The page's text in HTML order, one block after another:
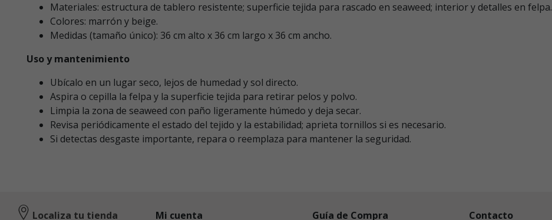
Materiales: estructura de tablero resistente; superficie tejida para rascado en seaweed; interior y detalles en felpa.
Colores: marrón y beige.
Medidas (tamaño único): 36 cm alto x 36 cm largo x 36 cm ancho.
Uso y mantenimiento
Ubícalo en un lugar seco, lejos de humedad y sol directo.
Aspira o cepilla la felpa y la superficie tejida para retirar pelos y polvo.
Limpia la zona de seaweed con paño ligeramente húmedo y deja secar.
Revisa periódicamente el estado del tejido y la estabilidad; aprieta tornillos si es necesario.
Si detectas desgaste importante, repara o reemplaza para mantener la seguridad.
Localiza tu tienda Mi cuenta Guía de Compra Contacto